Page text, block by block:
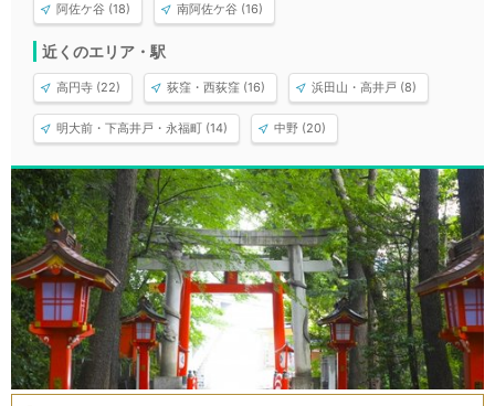
阿佐ケ谷 (18) 南阿佐ケ谷 (16)
近くのエリア・駅
高円寺 (22) 荻窪・西荻窪 (16) 浜田山・高井戸 (8)
明大前・下高井戸・永福町 (14) 中野 (20)